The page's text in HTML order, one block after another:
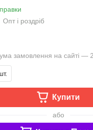
Опт і роздріб
замовлення на сайті —
Купити
або